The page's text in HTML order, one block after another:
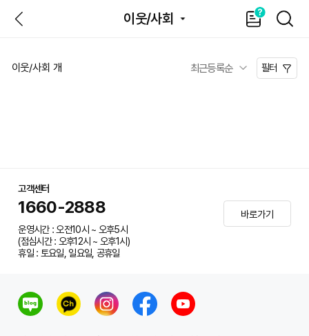
뒤
이웃/사회
가
이
이웃/사회 개 필터
고객센터
1660-2888
운영시간 : 오전10시 ~ 오후5시
(점심시간 : 오후12시 ~ 오후1시)
휴일 : 토요일, 일요일, 공휴일
바로가기